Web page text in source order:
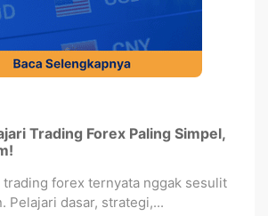
Trading Forex Paling Simpel,
trading forex ternyata nggak sesulit
Pelajari dasar, strategi,...